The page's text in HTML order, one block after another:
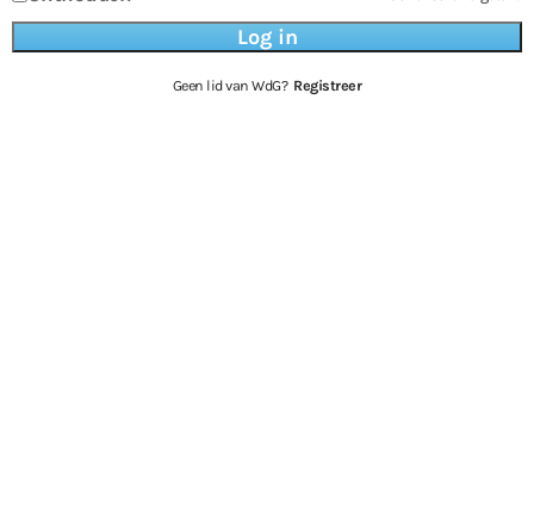
Geen lid van WdG? Registreer